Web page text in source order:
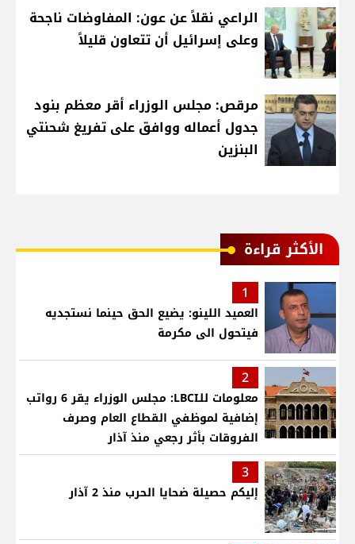
الراعي نقلاً عن عون: المفاوضات ناجحة
وعلى إسرائيل أن تتعاون قليلاً
مرقص: مجلس الوزراء أقر معظم بنود
جدول أعماله ووافق على تفريغ شحنتي
البنزين
الأكثر قراءة
1
العميد اللينو: يضيع الحق حينما نستجديه
فيتحول الى مكرمة
2
معلومات للـLBCI: مجلس الوزراء يقر 6 رواتب
إضافية لموظفي القطاع العام وصرف
الفروقات بأثر رجعي منذ آذار
3
إليكم حصيلة ضحايا الحرب منذ 2 آذار